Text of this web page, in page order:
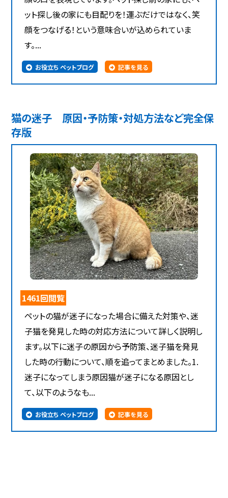
ット探し後の家にも目配りを！運ぶだけではなく、笑
顔をつなげる！という意味合いが込められていま
す。...
お役立ち ペットブログ 記事を見る
猫の迷子 原因・予防策・対処方法など完全保
存版
1461回閲覧
ペットの猫が迷子になった場合に備えた対策や、迷
子猫を発見した時の対応方法について詳しく説明し
ます。以下に迷子の原因から予防策、迷子猫を発見
した時の行動について、順を追ってまとめました。1.
迷子になってしまう原因猫が迷子になる原因とし
て、以下のようなも...
お役立ち ペットブログ 記事を見る